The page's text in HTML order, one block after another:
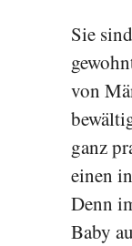
Sie
von
ganz
einen
Denn
Baby